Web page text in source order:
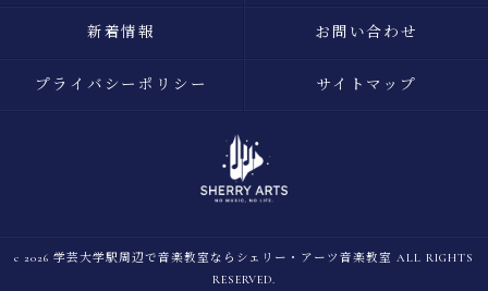
新着情報 お問い合わせ
プライバシーポリシー サイトマップ
c 2026 学芸大学駅周辺で音楽教室ならシェリー・アーツ音楽教室 ALL RIGHTS
RESERVED.